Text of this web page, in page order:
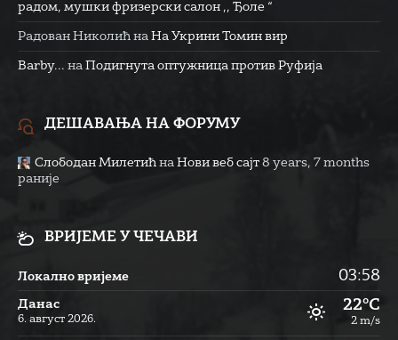
радом, мушки фризерски салон ,, Ђоле “
Радован Николић на На Укрини Томин вир
Barby... на Подигнута оптужница против Руфија
ДЕШАВАЊА НА ФОРУМУ
Слободан Милетић на Нови веб сајт 8 years, 7 months
раније
ВРИЈЕМЕ У ЧЕЧАВИ
Локално вријеме 03:58
Данас
6. август 2026.
22°C
2 m/s